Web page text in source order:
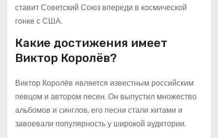
ставит Советский Союз впереди в космической
гонке с США.
Какие достижения имеет
Виктор Королёв?
Виктор Королёв является известным российским
певцом и автором песен. Он выпустил множество
альбомов и синглов, его песни стали хитами и
завоевали популярность у широкой аудитории.